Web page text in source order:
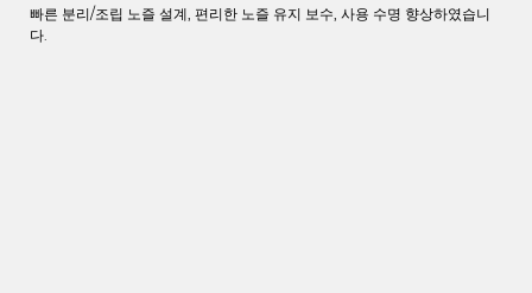
빠른 분리/조립 노즐 설계, 편리한 노즐 유지 보수, 사용 수명 향상하였습니
다.